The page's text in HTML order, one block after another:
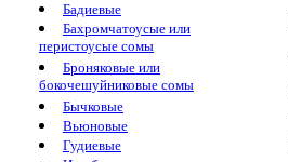
Бадиевые
Бахромчатоусые или
перистоусые сомы
Броняковые или
бокочешуйниковые сомы
Бычковые
Вьюновые
Гудиевые